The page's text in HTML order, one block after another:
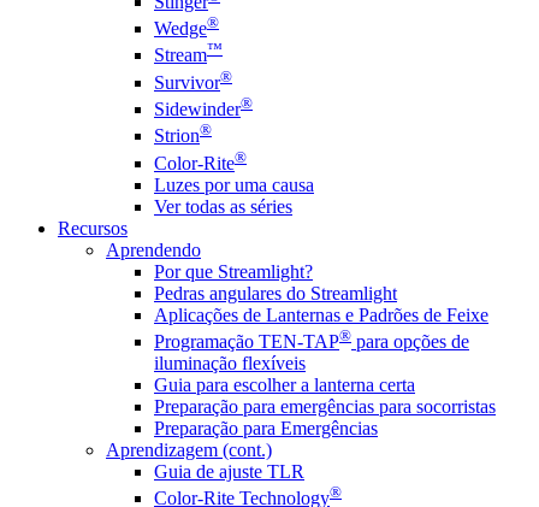
Wedge®
Stream™
Survivor®
Sidewinder®
Strion®
Color-Rite®
Luzes por uma causa
Ver todas as séries
Recursos
Aprendendo
Por que Streamlight?
Pedras angulares do Streamlight
Aplicações de Lanternas e Padrões de Feixe
Programação TEN-TAP® para opções de
iluminação flexíveis
Guia para escolher a lanterna certa
Preparação para emergências para socorristas
Preparação para Emergências
Aprendizagem (cont.)
Guia de ajuste TLR
Color-Rite Technology®